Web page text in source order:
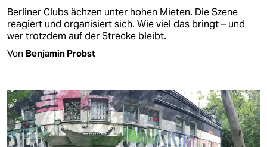
Berliner Clubs ächzen unter hohen Mieten. Die Szene
reagiert und organisiert sich. Wie viel das bringt – und
wer trotzdem auf der Strecke bleibt.
Von Benjamin Probst